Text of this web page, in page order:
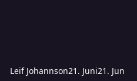
Leif Johannson21. Juni21. Jun